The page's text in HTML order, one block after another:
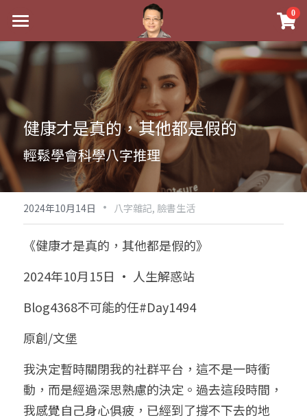
0
最新消息
祖傳命理
手工印鑑
課程介紹
五行八字學
後天派陽宅
Blog
黃金會員專區
八字雜記
心靈成長
人氣最高
站長精選
臉書生活
好書推廌
試閱專區
Podcast聽書
團隊訓練營
八字視頻
陽宅視頻
線上直播
自我挑戰
線上學苑
八字初階班1
八字初階班2
八字進階班
八字中階班
八字高階班
命理商城
八字完整班
《十神高階實戰錄》完整典藏版
科學八字推理PDF
八字批命
我的著作
科學八字推理1
科學八字推理2
科學八字推理3
與我預約
批命預約
上課預約
登錄/註冊
搜索
健康才是真的，其他都是假的
輕鬆學會科學八字推理
2024年10月14日 · 八字雜記, 臉書生活
《健康才是真的，其他都是假的》
2024年10月15日 · 人生解惑站
Blog4368不可能的任#Day1494
原創/文堡
我決定暫時關閉我的社群平台，這不是一時衝
動，而是經過深思熟慮的決定。過去這段時間，
我感覺自己身心俱疲，已經到了撐不下去的地
×
商品分類
八字線上完整班
科學八字推理PDF
《十神高階實戰錄》完整典藏版
1美元超值PDF